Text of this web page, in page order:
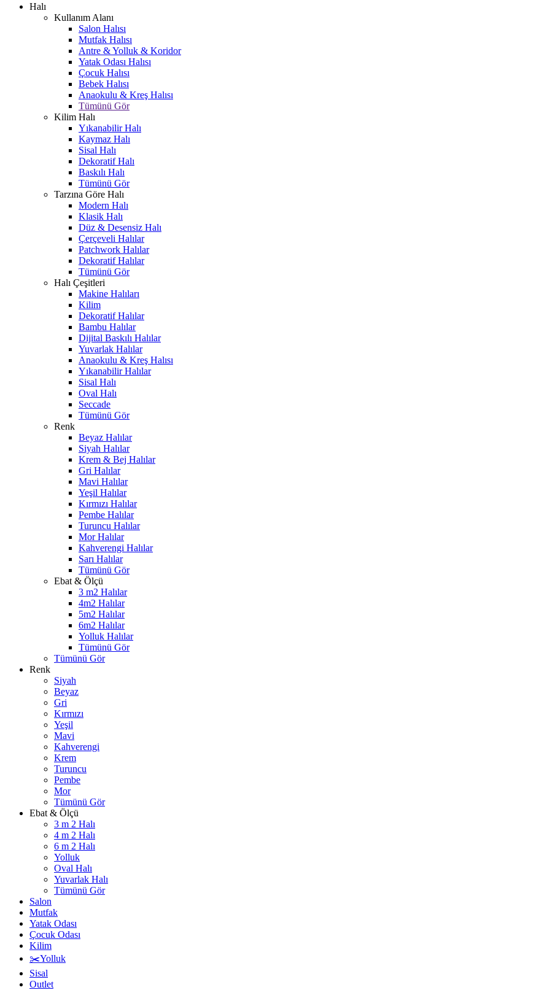
Halı
Kullanım Alanı
Salon Halısı
Mutfak Halısı
Antre & Yolluk & Koridor
Yatak Odası Halısı
Çocuk Halısı
Bebek Halısı
Anaokulu & Kreş Halısı
Tümünü Gör
Kilim Halı
Yıkanabilir Halı
Kaymaz Halı
Sisal Halı
Dekoratif Halı
Baskılı Halı
Tümünü Gör
Tarzına Göre Halı
Modern Halı
Klasik Halı
Düz & Desensiz Halı
Çerçeveli Halılar
Patchwork Halılar
Dekoratif Halılar
Tümünü Gör
Halı Çeşitleri
Makine Halıları
Kilim
Dekoratif Halılar
Bambu Halılar
Dijital Baskılı Halılar
Yuvarlak Halılar
Anaokulu & Kreş Halısı
Yıkanabilir Halılar
Sisal Halı
Oval Halı
Seccade
Tümünü Gör
Renk
Beyaz Halılar
Siyah Halılar
Krem & Bej Halılar
Gri Halılar
Mavi Halılar
Yeşil Halılar
Kırmızı Halılar
Pembe Halılar
Turuncu Halılar
Mor Halılar
Kahverengi Halılar
Sarı Halılar
Tümünü Gör
Ebat & Ölçü
3 m2 Halılar
4m2 Halılar
5m2 Halılar
6m2 Halılar
Yolluk Halılar
Tümünü Gör
Tümünü Gör
Renk
Siyah
Beyaz
Gri
Kırmızı
Yeşil
Mavi
Kahverengi
Krem
Turuncu
Pembe
Mor
Tümünü Gör
Ebat & Ölçü
3 m 2 Halı
4 m 2 Halı
6 m 2 Halı
Yolluk
Oval Halı
Yuvarlak Halı
Tümünü Gör
Salon
Mutfak
Yatak Odası
Çocuk Odası
Kilim
✂️Yolluk
Sisal
Outlet